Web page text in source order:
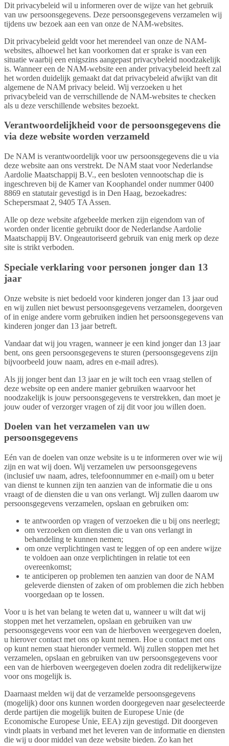
Dit privacybeleid wil u informeren over de wijze van het gebruik
van uw persoonsgegevens. Deze persoonsgegevens verzamelen wij
tijdens uw bezoek aan een van onze de NAM-websites.
Dit privacybeleid geldt voor het merendeel van onze de NAM-
websites, alhoewel het kan voorkomen dat er sprake is van een
situatie waarbij een enigszins aangepast privacybeleid noodzakelijk
is. Wanneer een de NAM-website een ander privacybeleid heeft zal
het worden duidelijk gemaakt dat dat privacybeleid afwijkt van dit
algemene de NAM privacy beleid. Wij verzoeken u het
privacybeleid van de verrschillende de NAM-websites te checken
als u deze verschillende websites bezoekt.
Verantwoordelijkheid voor de persoonsgegevens die
via deze website worden verzameld
De NAM is verantwoordelijk voor uw persoonsgegevens die u via
deze website aan ons verstrekt. De NAM staat voor Nederlandse
Aardolie Maatschappij B.V., een besloten vennootschap die is
ingeschreven bij de Kamer van Koophandel onder nummer 0400
8869 en statutair gevestigd is in Den Haag, bezoekadres:
Schepersmaat 2, 9405 TA Assen.
Alle op deze website afgebeelde merken zijn eigendom van of
worden onder licentie gebruikt door de Nederlandse Aardolie
Maatschappij BV. Ongeautoriseerd gebruik van enig merk op deze
site is strikt verboden.
Speciale verklaring voor personen jonger dan 13
jaar
Onze website is niet bedoeld voor kinderen jonger dan 13 jaar oud
en wij zullen niet bewust persoonsgegevens verzamelen, doorgeven
of in enige andere vorm gebruiken indien het persoonsgegevens van
kinderen jonger dan 13 jaar betreft.
Vandaar dat wij jou vragen, wanneer je een kind jonger dan 13 jaar
bent, ons geen persoonsgegevens te sturen (persoonsgegevens zijn
bijvoorbeeld jouw naam, adres en e-mail adres).
Als jij jonger bent dan 13 jaar en je wilt toch een vraag stellen of
deze website op een andere manier gebruiken waarvoor het
noodzakelijk is jouw persoonsgegevens te verstrekken, dan moet je
jouw ouder of verzorger vragen of zij dit voor jou willen doen.
Doelen van het verzamelen van uw
persoonsgegevens
Eén van de doelen van onze website is u te informeren over wie wij
zijn en wat wij doen. Wij verzamelen uw persoonsgegevens
(inclusief uw naam, adres, telefoonnummer en e-mail) om u beter
van dienst te kunnen zijn ten aanzien van de informatie die u ons
vraagt of de diensten die u van ons verlangt. Wij zullen daarom uw
persoonsgegevens verzamelen, opslaan en gebruiken om:
te antwoorden op vragen of verzoeken die u bij ons neerlegt;
om verzoeken om diensten die u van ons verlangt in
behandeling te kunnen nemen;
om onze verplichtingen vast te leggen of op een andere wijze
te voldoen aan onze verplichtingen in relatie tot een
overeenkomst;
te anticiperen op problemen ten aanzien van door de NAM
geleverde diensten of zaken of om problemen die zich hebben
voorgedaan op te lossen.
Voor u is het van belang te weten dat u, wanneer u wilt dat wij
stoppen met het verzamelen, opslaan en gebruiken van uw
persoonsgegevens voor een van de hierboven weergegeven doelen,
u hierover contact met ons op kunt nemen. Hoe u contact met ons
op kunt nemen staat hieronder vermeld. Wij zullen stoppen met het
verzamelen, opslaan en gebruiken van uw persoonsgegevens voor
een van de hierboven weergegeven doelen zodra dit redelijkerwijze
voor ons mogelijk is.
Daarnaast melden wij dat de verzamelde persoonsgegevens
(mogelijk) door ons kunnen worden doorgegeven naar geselecteerde
derde partijen die mogelijk buiten de Europese Unie (de
Economische Europese Unie, EEA) zijn gevestigd. Dit doorgeven
vindt plaats in verband met het leveren van de informatie en diensten
die wij u door middel van deze website bieden. Zo kan het